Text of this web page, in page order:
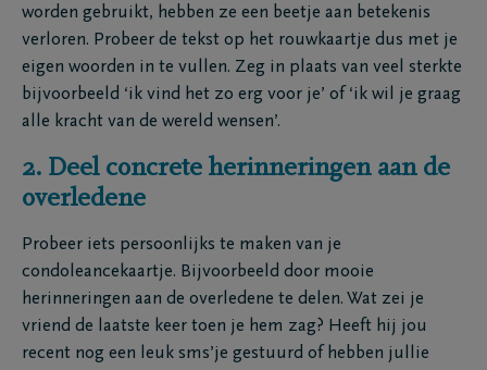
worden gebruikt, hebben ze een beetje aan betekenis
verloren. Probeer de tekst op het rouwkaartje dus met je
eigen woorden in te vullen. Zeg in plaats van veel sterkte
bijvoorbeeld ‘ik vind het zo erg voor je’ of ‘ik wil je graag
alle kracht van de wereld wensen’.
2. Deel concrete herinneringen aan de
overledene
Probeer iets persoonlijks te maken van je
condoleancekaartje. Bijvoorbeeld door mooie
herinneringen aan de overledene te delen. Wat zei je
vriend de laatste keer toen je hem zag? Heeft hij jou
recent nog een leuk sms’je gestuurd of hebben jullie